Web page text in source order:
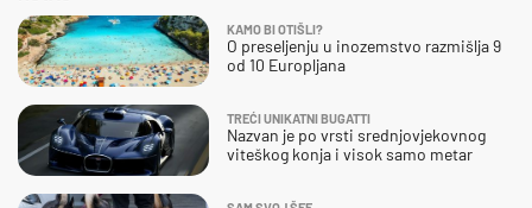
KAMO BI OTIŠLI?
O preseljenju u inozemstvo razmišlja 9
od 10 Europljana
TREĆI UNIKATNI BUGATTI
Nazvan je po vrsti srednjovjekovnog
viteškog konja i visok samo metar